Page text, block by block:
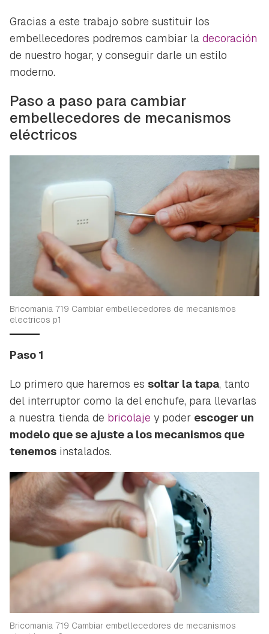
Gracias a este trabajo sobre sustituir los
embellecedores podremos cambiar la decoración
de nuestro hogar, y conseguir darle un estilo
moderno.
Paso a paso para cambiar
embellecedores de mecanismos
eléctricos
Bricomania 719 Cambiar embellecedores de mecanismos
electricos p1
Paso 1
Lo primero que haremos es soltar la tapa, tanto
del interruptor como la del enchufe, para llevarlas
a nuestra tienda de bricolaje y poder escoger un
modelo que se ajuste a los mecanismos que
tenemos instalados.
Bricomania 719 Cambiar embellecedores de mecanismos